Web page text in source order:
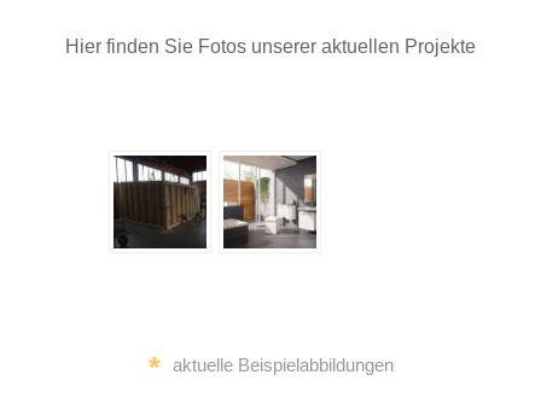
Hier finden Sie Fotos unserer aktuellen Projekte
* aktuelle Beispielabbildungen